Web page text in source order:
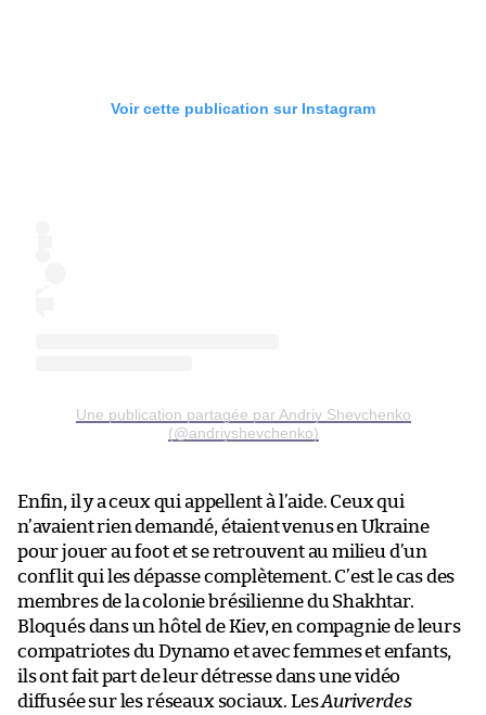
Voir cette publication sur Instagram
Une publication partagée par Andriy Shevchenko
(@andriyshevchenko)
Enfin, il y a ceux qui appellent à l’aide. Ceux qui
n’avaient rien demandé, étaient venus en Ukraine
pour jouer au foot et se retrouvent au milieu d’un
conflit qui les dépasse complètement. C’est le cas des
membres de la colonie brésilienne du Shakhtar.
Bloqués dans un hôtel de Kiev, en compagnie de leurs
compatriotes du Dynamo et avec femmes et enfants,
ils ont fait part de leur détresse dans une vidéo
diffusée sur les réseaux sociaux. LesAuriverdes